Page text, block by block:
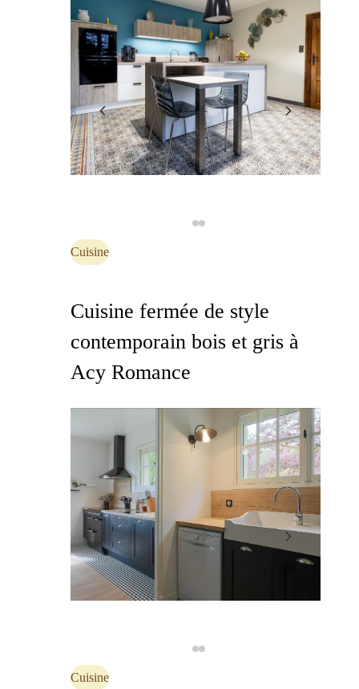
Cuisine
Cuisine fermée de style
contemporain bois et gris à
Acy Romance
Cuisine